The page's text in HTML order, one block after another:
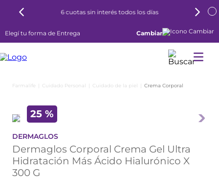
6 cuotas sin interés todos los días
Elegí tu forma de Entrega Cambiar
Cuidado Personal Cuidado de la piel Crema Corporal
25 %
DERMAGLOS
Dermaglos Corporal Crema Gel Ultra
Hidratación Más Ácido Hialurónico X
300 G